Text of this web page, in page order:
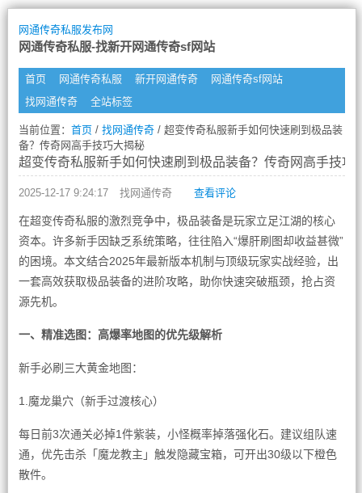
网通传奇私服发布网
网通传奇私服-找新开网通传奇sf网站
首页 网通传奇私服 新开网通传奇
网通传奇sf网站
找网通传奇
全站标签
当前位置： 首页/ 找网通传奇/ 超变传奇私服新手如何快速刷到极品装
备？传奇网高手技巧大揭秘
超变传奇私服新手如何快速刷到极品装备？传奇网高手技巧
2025-12-17 9:24:17 找网通传奇 查看评论
在超变传奇私服的激烈竞争中，极品装备是玩家立足江湖的核心
资本。许多新手因缺乏系统策略，往往陷入“爆肝刷图却收益甚微”
的困境。本文结合2025年最新版本机制与顶级玩家实战经验，出
一套高效获取极品装备的进阶攻略，助你快速突破瓶颈，抢占资
源先机。
一、精准选图：高爆率地图的优先级解析
新手必刷三大黄金地图：
1.魔龙巢穴（新手过渡核心）
每日前3次通关必掉1件紫装，小怪概率掉落强化石。建议组队速
通，优先击杀「魔龙教主」触发隐藏宝箱，可开出30级以下橙色
散件。